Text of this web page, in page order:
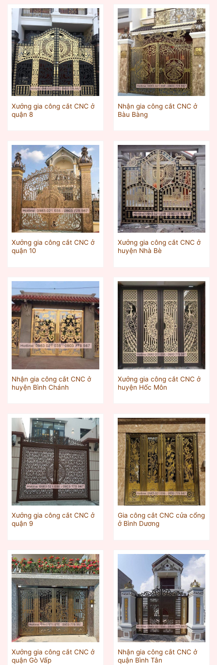
Xưởng gia công cắt CNC ở
quận 8
Nhận gia công cắt CNC ở
Bàu Bàng
Xưởng gia công cắt CNC ở
quận 10
Xưởng gia công cắt CNC ở
huyện Nhà Bè
Nhận gia công cắt CNC ở
huyện Bình Chánh
Xưởng gia công cắt CNC ở
huyện Hốc Môn
Xưởng gia công cắt CNC ở
quận 9
Gia công cắt CNC cửa cổng
ở Bình Dương
Xưởng gia công cắt CNC ở
quận Gò Vấp
Nhận gia công cắt CNC ở
quận Bình Tân